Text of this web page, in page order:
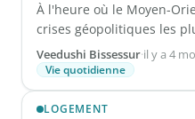
À l'heure où le Moyen-
crises géopolitiques les
décennies, ...
Veedushi Bissessur·il y a 4
Vie quotidienne
LOGEMENT